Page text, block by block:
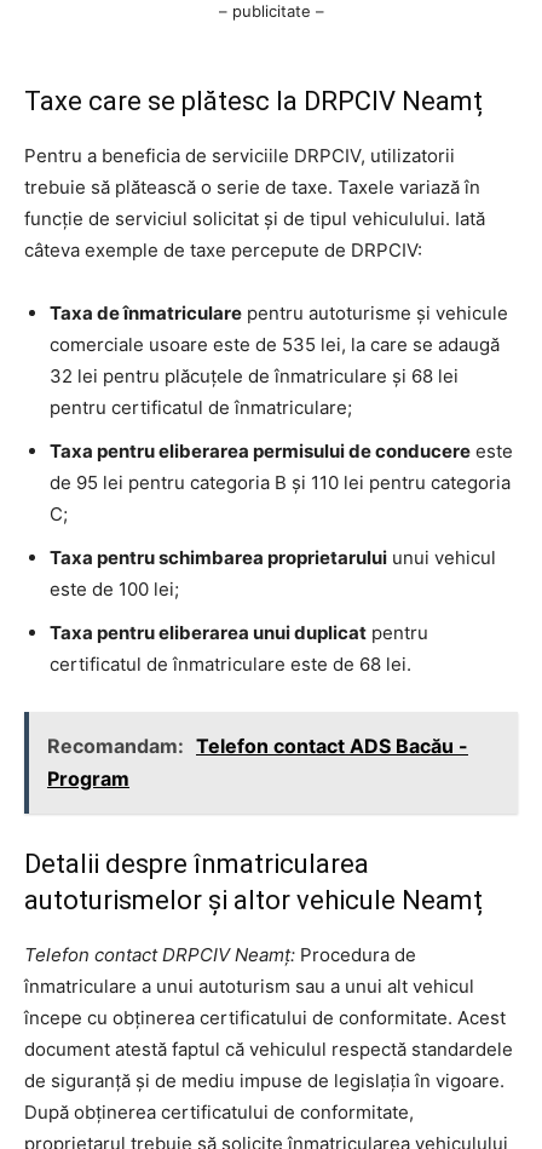
– publicitate –
Taxe care se plătesc la DRPCIV Neamț
Pentru a beneficia de serviciile DRPCIV, utilizatorii
trebuie să plătească o serie de taxe. Taxele variază în
funcție de serviciul solicitat și de tipul vehiculului. Iată
câteva exemple de taxe percepute de DRPCIV:
Taxa de înmatriculare pentru autoturisme și vehicule
comerciale usoare este de 535 lei, la care se adaugă
32 lei pentru plăcuțele de înmatriculare și 68 lei
pentru certificatul de înmatriculare;
Taxa pentru eliberarea permisului de conducere este
de 95 lei pentru categoria B și 110 lei pentru categoria
C;
Taxa pentru schimbarea proprietarului unui vehicul
este de 100 lei;
Taxa pentru eliberarea unui duplicat pentru
certificatul de înmatriculare este de 68 lei.
Recomandam: Telefon contact ADS Bacău -
Program
Detalii despre înmatricularea
autoturismelor și altor vehicule Neamț
Telefon contact DRPCIV Neamț: Procedura de
înmatriculare a unui autoturism sau a unui alt vehicul
începe cu obținerea certificatului de conformitate. Acest
document atestă faptul că vehiculul respectă standardele
de siguranță și de mediu impuse de legislația în vigoare.
După obținerea certificatului de conformitate,
proprietarul trebuie să solicite înmatricularea vehiculului